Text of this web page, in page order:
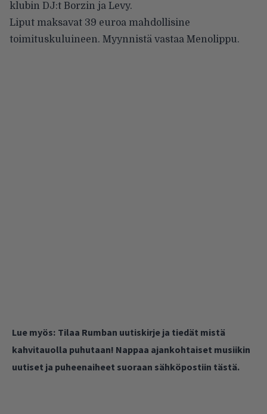
klubin DJ:t Borzin ja Levy.
Liput maksavat 39 euroa mahdollisine
toimituskuluineen. Myynnistä vastaa Menolippu.
Lue myös: Tilaa Rumban uutiskirje ja tiedät mistä
kahvitauolla puhutaan! Nappaa ajankohtaiset musiikin
uutiset ja puheenaiheet suoraan sähköpostiin tästä.